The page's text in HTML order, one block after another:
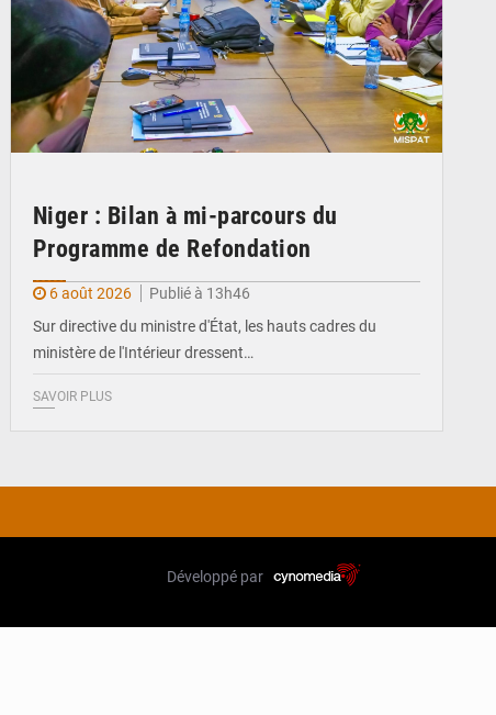
Niger : Bilan à mi-parcours du
Programme de Refondation
6 août 2026
Publié à 13h46
Sur directive du ministre d'État, les hauts cadres du
ministère de l'Intérieur dressent…
SAVOIR PLUS
Développé par